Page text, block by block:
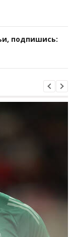
подпишись: